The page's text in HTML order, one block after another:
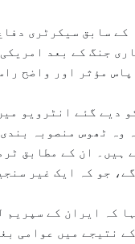
کے سابق سیکرٹری
جنگ کے بعد
مؤثر اور واضح
دیے گئے انٹرویو
وہ ٹھوس منصوبہ
ہیں۔ ان کے مطابق
جو کہ ایک غیر
کہ ایران کے
نتیجے میں عوامی